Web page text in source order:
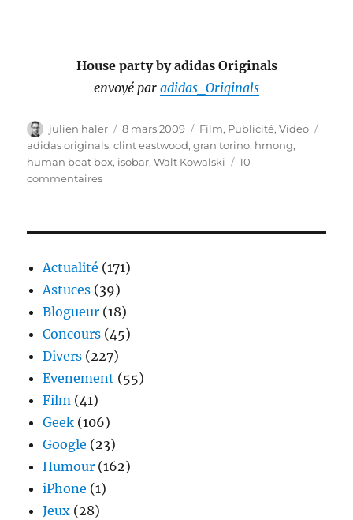
House party by adidas Originals
envoyé par adidas_Originals
Auteur
julien haler
Publié
le
8 mars 2009 Catégories
Film, Publicité,Video
adidas originals,clint eastwood,gran torino, hmong,
human beat box, isobar,Walt Kowalski
10
commentairessur
Originals
pour
une
séance
ciné
pas
comme
les
Actualité (171)
Astuces (39)
Blogueur (18)
Concours (45)
Divers (227)
Evenement (55)
Film (41)
Geek (106)
Google (23)
Humour (162)
iPhone (1)
Jeux (28)